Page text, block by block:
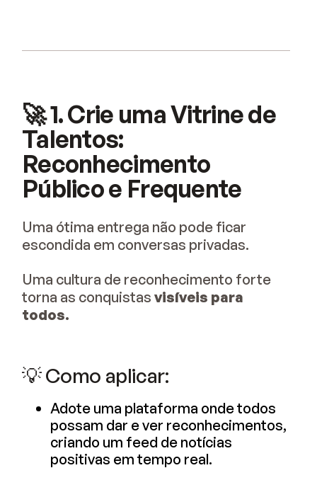
🚀 1. Crie uma Vitrine de
Talentos:
Reconhecimento
Público e Frequente
Uma ótima entrega não pode ficar
escondida em conversas privadas.
Uma cultura de reconhecimento forte
torna as conquistas visíveis para
todos.
💡 Como aplicar:
Adote uma plataforma onde todos
possam dar e ver reconhecimentos,
criando um feed de notícias
positivas em tempo real.